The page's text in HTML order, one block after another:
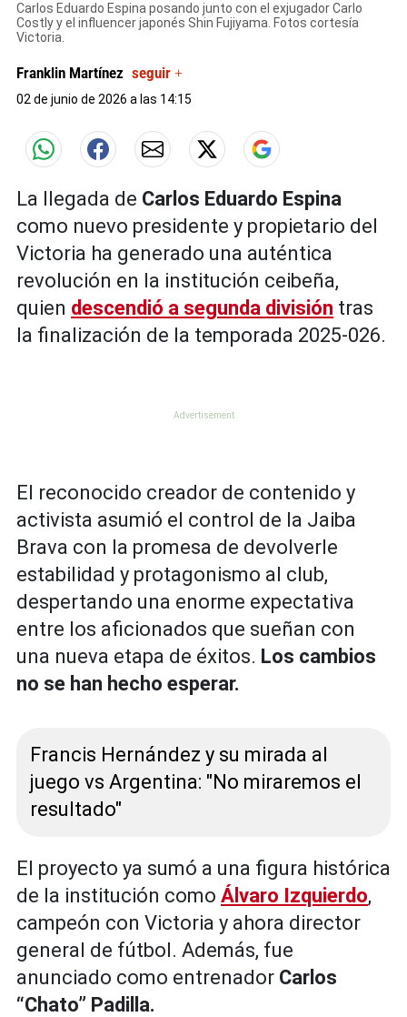
Carlos Eduardo Espina posando junto con el exjugador Carlo
Costly y el influencer japonés Shin Fujiyama. Fotos cortesía
Victoria.
Franklin Martínez seguir +
02 de junio de 2026 a las 14:15
La llegada de Carlos Eduardo Espina
como nuevo presidente y propietario del
Victoria ha generado una auténtica
revolución en la institución ceibeña,
quien descendió a segunda división tras
la finalización de la temporada 2025-026.
El reconocido creador de contenido y
activista asumió el control de la Jaiba
Brava con la promesa de devolverle
estabilidad y protagonismo al club,
despertando una enorme expectativa
entre los aficionados que sueñan con
una nueva etapa de éxitos. Los cambios
no se han hecho esperar.
Francis Hernández y su mirada al
juego vs Argentina: "No miraremos el
resultado"
El proyecto ya sumó a una figura histórica
de la institución como Álvaro Izquierdo,
campeón con Victoria y ahora director
general de fútbol. Además, fue
anunciado como entrenador Carlos
“Chato” Padilla.